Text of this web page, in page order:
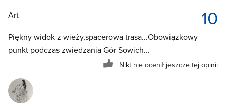
10
Art
Piękny widok z wieży,spacerowa trasa...Obowiązkowy
punkt podczas zwiedzania Gór Sowich...
Nikt nie ocenił jeszcze tej opinii